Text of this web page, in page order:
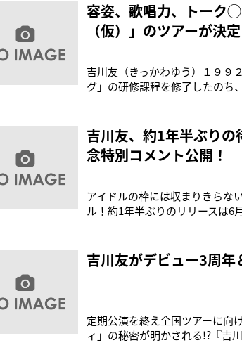
容姿、歌唱力、トーク
（仮）」のツアーが決
吉川友（きっかわゆう）１９９
グ」の研修課程を修了したのち
1stライブハウスツアー開催が
「秋やります！」と言ったのが
吉川友、約1年半ぶり
念特別コメント公開！
アイドルの枠には収まりきらな
ル！約1年半ぶりのリリースは6
か”が好きですか？そんな吉川
今日の聖誕
吉川友がデビュー3周年
定期公演を終え全国ツアーに向
ィ」の秘密が明かされる!?『吉